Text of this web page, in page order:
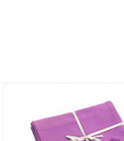
out
ПРИДБАТИ
Add to Wishlist